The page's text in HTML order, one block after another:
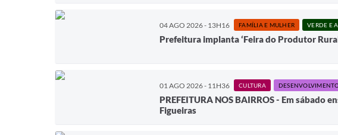
04 AGO 2026 - 13H16 FAMÍLIA E MULHER
Prefeitura implanta ‘Feira do Produtor
01 AGO 2026 - 11H36 CULTURA
PREFEITURA NOS BAIRROS - Em
Figueiras